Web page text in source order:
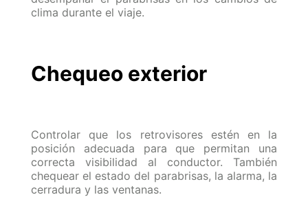
clima durante el viaje.
Chequeo exterior
Controlar que los retrovisores estén en la
posición adecuada para que permitan una
correcta visibilidad al conductor. También
chequear el estado del parabrisas, la alarma, la
cerradura y las ventanas.